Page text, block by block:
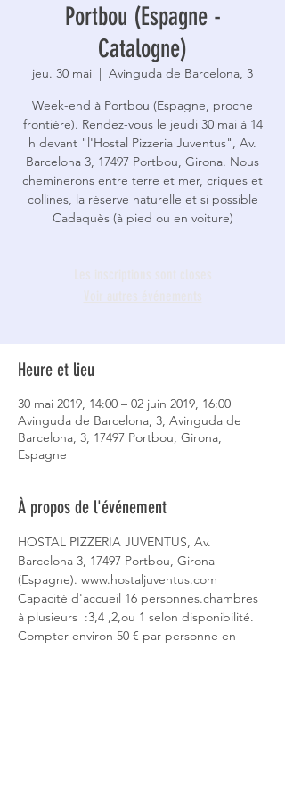
Portbou (Espagne -
Catalogne)
jeu. 30 mai
  |
Avinguda de Barcelona, 3
Week-end à Portbou (Espagne, proche
frontière). Rendez-vous le jeudi 30 mai à 14
h devant "l'Hostal Pizzeria Juventus", Av.
Barcelona 3, 17497 Portbou, Girona. Nous
cheminerons entre terre et mer, criques et
collines, la réserve naturelle et si possible
Cadaquès (à pied ou en voiture)
Heure et lieu
30 mai 2019, 14:00 – 02 juin 2019, 16:00
Avinguda de Barcelona, 3, Avinguda de
Barcelona, 3, 17497 Portbou, Girona,
Espagne
À propos de l'événement
HOSTAL PIZZERIA JUVENTUS, Av.
Barcelona 3, 17497 Portbou, Girona
(Espagne). www.hostaljuventus.com
Capacité d'accueil 16 personnes.chambres
à plusieurs  :3,4 ,2,ou 1 selon disponibilité.
Compter environ 50 € par personne en